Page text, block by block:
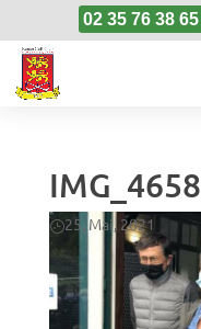
02 35 76 38 65
IMG_4658
25, Mai, 2021